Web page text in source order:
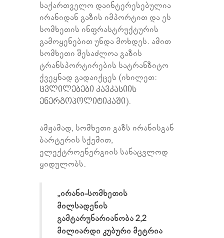
საქართველო დაინტერესებულია
ირანიდან გაზის იმპორტით და ეს
სომხეთის ინფრასტრუქტურის
გამოყენებით უნდა მოხდეს. ამით
სომხეთი შესაძლოა გაზის
ტრანსპორტირების სატრანზიტო
ქვეყნად გადაიქცეს (იხილეთ:
ცვლილებები კავკასიის
ენერგოპოლიტიკაში).
ამჟამად, სომხეთი გაზს ირანისგან
ბარტერის სქემით,
ელექტროენერგიის სანაცვლოდ
ყიდულობს.
„ირანი-სომხეთის
მილსადენის
გამტარუნარიანობა 2,2
მილიარდი კუბური მეტრია